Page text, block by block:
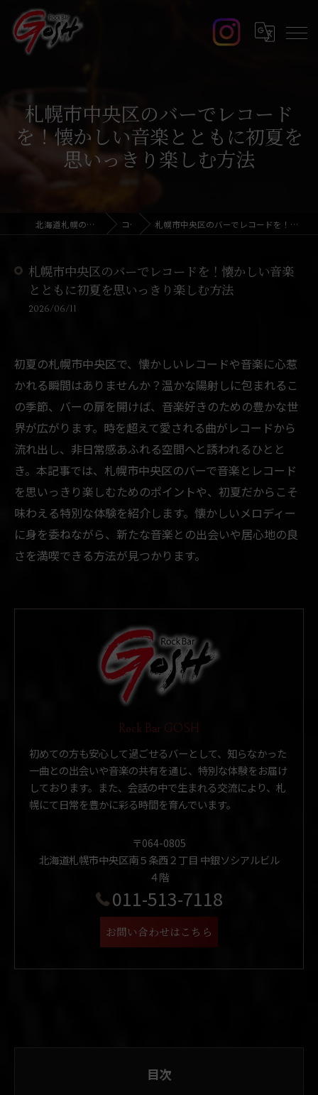
札幌市中央区のバーでレコード
を！懐かしい音楽とともに初夏を
思いっきり楽しむ方法
北海道札幌のバーならRock Bar GOSH コラム 札幌市中央区のバーでレコードを！懐かしい音楽とともに初夏を思いっきり楽しむ方法
札幌市中央区のバーでレコードを！懐かしい音楽
とともに初夏を思いっきり楽しむ方法
2026/06/11
初夏の札幌市中央区で、懐かしいレコードや音楽に心惹
かれる瞬間はありませんか？温かな陽射しに包まれるこ
の季節、バーの扉を開けば、音楽好きのための豊かな世
界が広がります。時を超えて愛される曲がレコードから
流れ出し、非日常感あふれる空間へと誘われるひとと
き。本記事では、札幌市中央区のバーで音楽とレコード
を思いっきり楽しむためのポイントや、初夏だからこそ
味わえる特別な体験を紹介します。懐かしいメロディー
に身を委ねながら、新たな音楽との出会いや居心地の良
さを満喫できる方法が見つかります。
Rock Bar GOSH
初めての方も安心して過ごせるバーとして、知らなかった
一曲との出会いや音楽の共有を通じ、特別な体験をお届け
しております。また、会話の中で生まれる交流により、札
幌にて日常を豊かに彩る時間を育んでいます。
〒064-0805
北海道札幌市中央区南５条西２丁目 中銀ソシアルビル
４階
011-513-7118
お問い合わせはこちら
目次